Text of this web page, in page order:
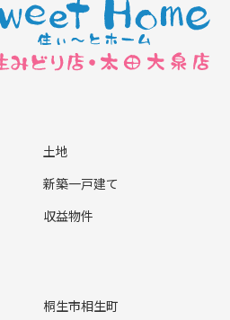
土地
新築一戸建て
収益物件
桐生市相生町